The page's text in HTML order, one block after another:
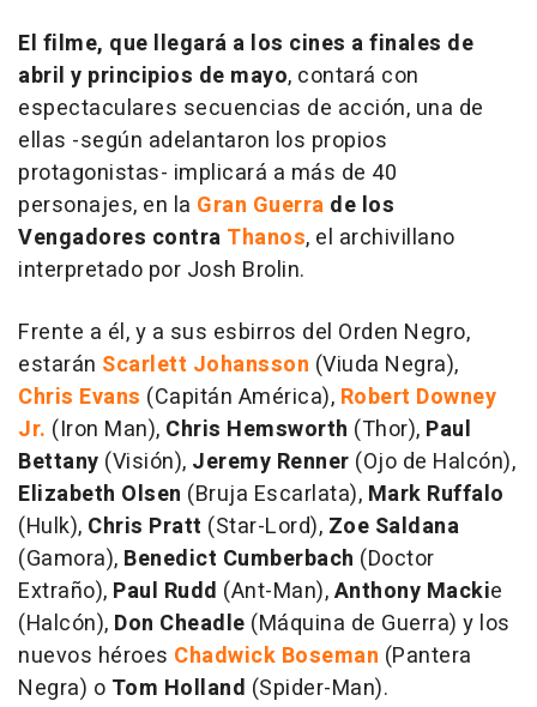
El filme, que llegará a los cines a finales de
abril y principios de mayo, contará con
espectaculares secuencias de acción, una de
ellas -según adelantaron los propios
protagonistas- implicará a más de 40
personajes, en la Gran Guerra de los
Vengadores contra Thanos, el archivillano
interpretado por Josh Brolin.
Frente a él, y a sus esbirros del Orden Negro,
estarán Scarlett Johansson (Viuda Negra),
Chris Evans (Capitán América), Robert Downey
Jr. (Iron Man), Chris Hemsworth (Thor), Paul
Bettany (Visión), Jeremy Renner (Ojo de Halcón),
Elizabeth Olsen (Bruja Escarlata), Mark Ruffalo
(Hulk), Chris Pratt (Star-Lord), Zoe Saldana
(Gamora), Benedict Cumberbach (Doctor
Extraño), Paul Rudd (Ant-Man),Anthony Mackie
(Halcón), Don Cheadle (Máquina de Guerra) y los
nuevos héroes Chadwick Boseman (Pantera
Negra) o Tom Holland (Spider-Man).